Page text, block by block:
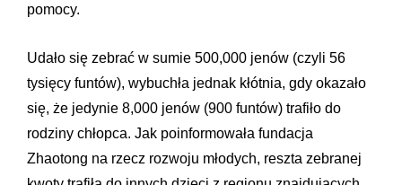
pomocy.
Udało się zebrać w sumie 500,000 jenów (czyli 56
tysięcy funtów), wybuchła jednak kłótnia, gdy okazało
się, że jedynie 8,000 jenów (900 funtów) trafiło do
rodziny chłopca. Jak poinformowała fundacja
Zhaotong na rzecz rozwoju młodych, reszta zebranej